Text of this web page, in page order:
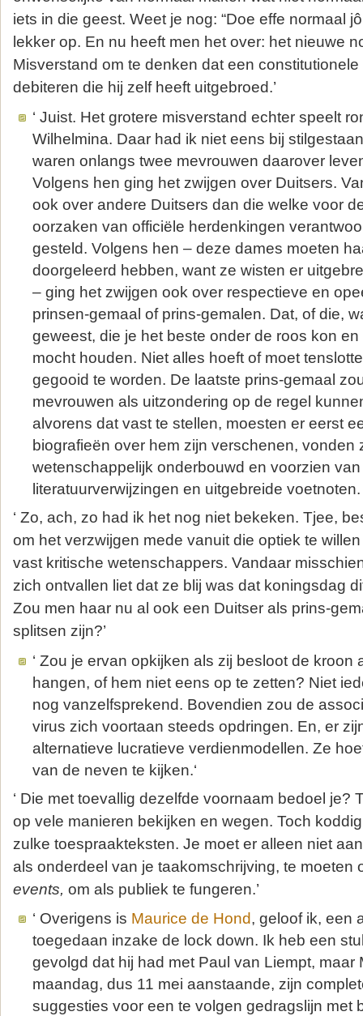
iets in die geest. Weet je nog: “Doe effe normaal
lekker op. En nu heeft men het over: het nieuwe
Misverstand om te denken dat een
debiteren die hij zelf heeft uitgebroed.’
‘ Juist. Het grotere misverstand echter speelt
Wilhelmina. Daar had ik niet eens bij
waren onlangs twee mevrouwen daarover
Volgens hen ging het zwijgen over Duitsers.
ook over andere Duitsers dan die welke voor
oorzaken van officiële herdenkingen
gesteld. Volgens hen – deze dames moeten
doorgeleerd hebben, want ze wisten er
– ging het zwijgen ook over respectieve en
prinsen-gemaal of prins-gemalen. Dat, of die,
geweest, die je het beste onder de roos kon
mocht houden. Niet alles hoeft of moet
gegooid te worden. De laatste prins-gemaal
mevrouwen als uitzondering op de regel
alvorens dat vast te stellen, moesten er eerst
biografieën over hem zijn verschenen, vonden
wetenschappelijk onderbouwd en voorzien
literatuurverwijzingen en uitgebreide voetnoten.
‘ Zo, ach, zo had ik het nog niet bekeken. Tjee,
om het verzwijgen mede vanuit die optiek te
vast kritische wetenschappers. Vandaar
zich ontvallen liet dat ze blij was dat koningsdag
Zou men haar nu al ook een Duitser als prins-
splitsen zijn?’
‘ Zou je ervan opkijken als zij besloot de kroon
hangen, of hem niet eens op te zetten? Niet
nog vanzelfsprekend. Bovendien zou de
virus zich voortaan steeds opdringen. En, er
alternatieve lucratieve verdienmodellen. Ze
van de neven te kijken.‘
‘ Die met toevallig dezelfde voornaam bedoel je?
op vele manieren bekijken en wegen. Toch
zulke toespraakteksten. Je moet er alleen niet
als onderdeel van je taakomschrijving, te moeten
events, om als publiek te fungeren.’
‘ Overigens is Maurice de Hond, geloof ik, een
toegedaan inzake de lock down. Ik heb een
gevolgd dat hij had met Paul van Liempt, maar
maandag, dus 11 mei aanstaande, zijn
suggesties voor een te volgen gedragslijn met